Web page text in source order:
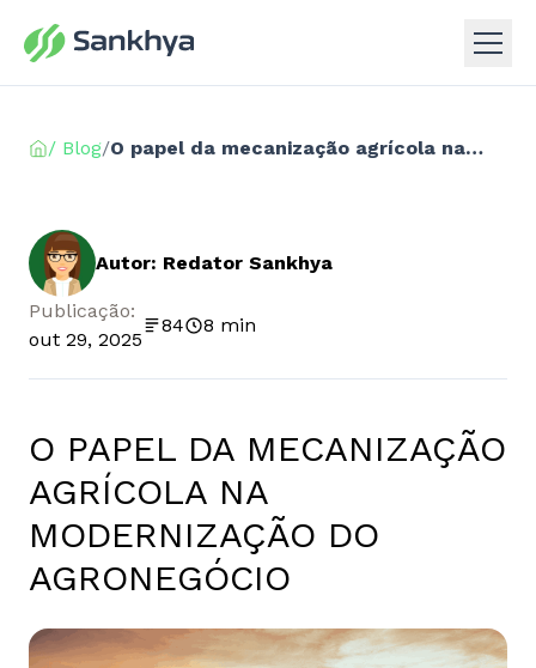
/ Blog/ O papel da mecanização agrícola na modernização do agronegócio
Autor: Redator Sankhya
Publicação:
out 29, 2025
84 8 min
O PAPEL DA MECANIZAÇÃO
AGRÍCOLA NA
MODERNIZAÇÃO DO
AGRONEGÓCIO